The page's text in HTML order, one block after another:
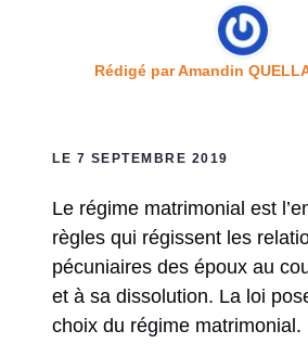
Rédigé parAmandin
LE 7 SEPTEMBRE 2019
Le régime matrimonial est
règles qui régissent les
pécuniaires des époux au
et à sa dissolution. La loi
choix du régime matrimonial.